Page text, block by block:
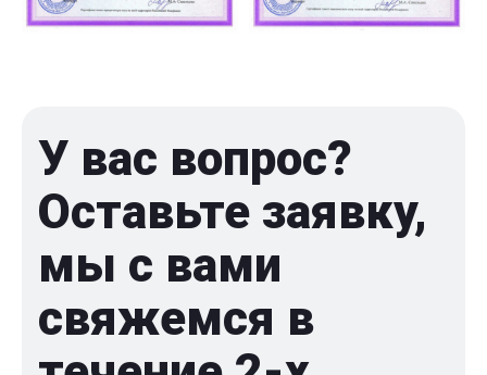
У вас вопрос?
Оставьте заявку,
мы с вами
свяжемся в